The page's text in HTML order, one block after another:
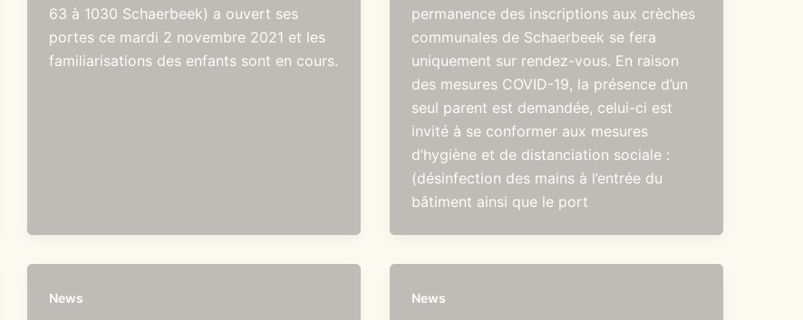
63 à 1030 Schaerbeek) a ouvert ses
portes ce mardi 2 novembre 2021 et les
familiarisations des enfants sont en cours.
permanence des inscriptions aux crèches
communales de Schaerbeek se fera
uniquement sur rendez-vous. En raison
des mesures COVID-19, la présence d’un
seul parent est demandée, celui-ci est
invité à se conformer aux mesures
d’hygiène et de distanciation sociale :
(désinfection des mains à l’entrée du
bâtiment ainsi que le port
News News